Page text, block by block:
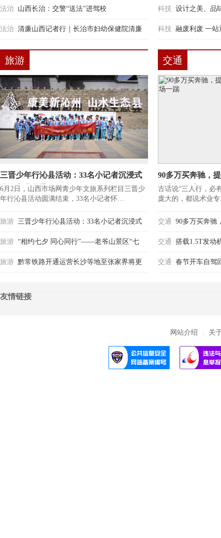
其“捞鱼”
法治 山西长治：交警“送法”进驾校
法治 清廉山西记者行｜长治市妇幼保健院清廉
建设推行CICARE标准化沟通
能远程诊断联合解
科技 设计之美、品
科技 融废利废 一站
旅游
三晋少年行沁县活动：33名小记者沉浸式
体验文化传承
6月2日，山西市场网青少年文旅系列栏目三晋少
年行沁县活动圆满结束，33名小记者怀…
旅游 三晋少年行沁县活动：33名小记者沉浸式
体验文化传承
旅游 “相约七夕 同心同行”——老爷山景区“七
夕”文化节盛大开幕
旅游 黔常铁路开通运营长沙等地至张家界将更
交通
90多万买奔驰，
售当场一踹
古话说“三人行，必
庞大的，都说术业
交通 90多万买奔驰
当场一踹
交通 搭载1.5T发动
力分析
交通 春节开车自驾
友情链接
网站介绍 关